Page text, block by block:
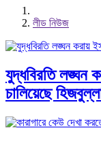
লীড নিউজ
যুদ্ধবিরতি লঙ্ঘন
চালিয়েছে